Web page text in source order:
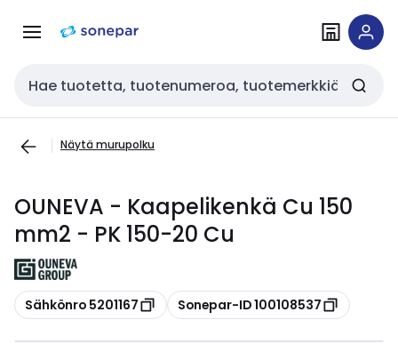
navigointiinsisältöön
Haku
Näytä murupolku
OUNEVA - Kaapelikenkä Cu 150
mm2 - PK 150-20 Cu
Kopioi
Sähkönro 5201167 Kopioi
Sonepar-ID 100108537